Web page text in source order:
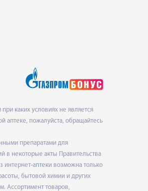
каких условиях не является
аптеке, пожалуйста, обращайтесь
препаратами для
в некоторые акты Правительства
интернет-аптеки возможна только
бытовой химии и других
Ассортимент товаров,